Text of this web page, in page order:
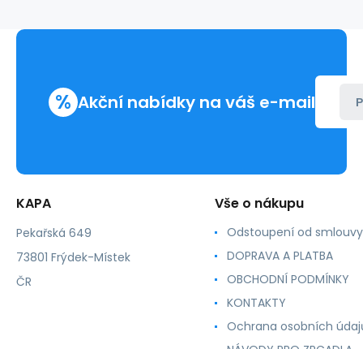
ml,
% Akční nabídky na váš e-mail
KAPA
Pekařská 649
73801 Frýdek-Místek
ČR
Vše o nákupu
Odstoupení od smlouvy
DOPRAVA A PLATBA
OBCHODNÍ PODMÍNKY
KONTAKTY
Ochrana osobních